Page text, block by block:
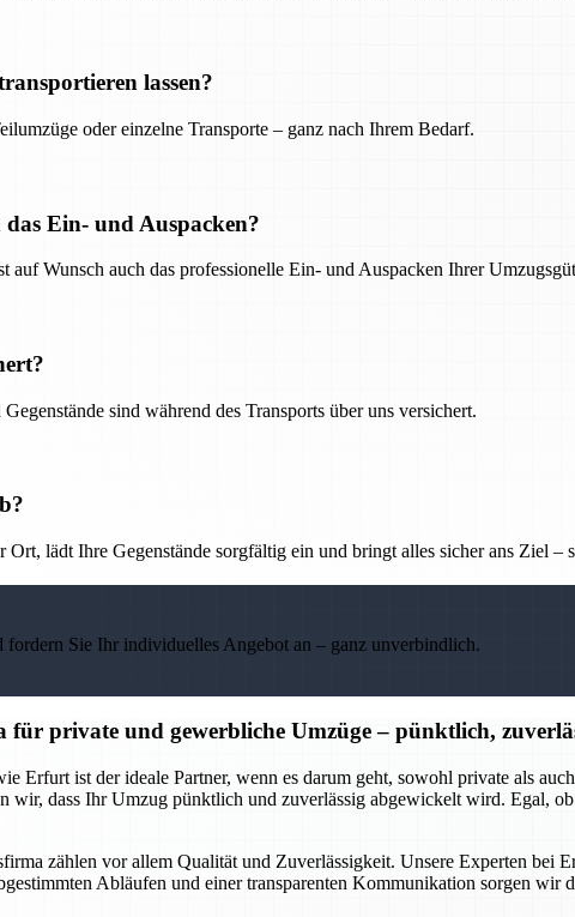
lassen?
oder einzelne Transporte – ganz nach Ihrem Bedarf.
Ein- und Auspacken?
auf Wunsch auch das professionelle Ein- und Auspacken Ihrer
sind während des Transports über uns versichert.
lädt Ihre Gegenstände sorgfältig ein und bringt alles sicher ans Ziel –
fordern Sie Ihr individuelles Angebot an – ganz unverbindlich.
für private und gewerbliche Umzüge – pünktlich,
Erfurt ist der ideale Partner, wenn es darum geht, sowohl private als
wir, dass Ihr Umzug pünktlich und zuverlässig abgewickelt wird. Egal,
zählen vor allem Qualität und Zuverlässigkeit. Unsere Experten bei
Abläufen und einer transparenten Kommunikation sorgen wir